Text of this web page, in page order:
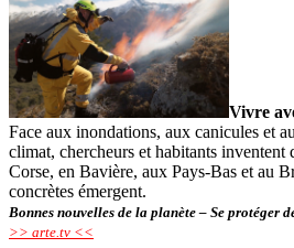
Vivre
Face aux inondations, aux canicules et
climat, chercheurs et habitants inventent
Corse, en Bavière, aux Pays-Bas et au
concrètes émergent.
Bonnes nouvelles de la planète – Se protéger
>> arte.tv <<